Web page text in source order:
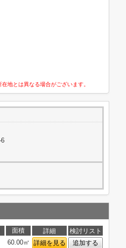
地とは異なる場合がございます。
面積 詳細
検討リスト
60.00㎡ 詳細を見る
追加する